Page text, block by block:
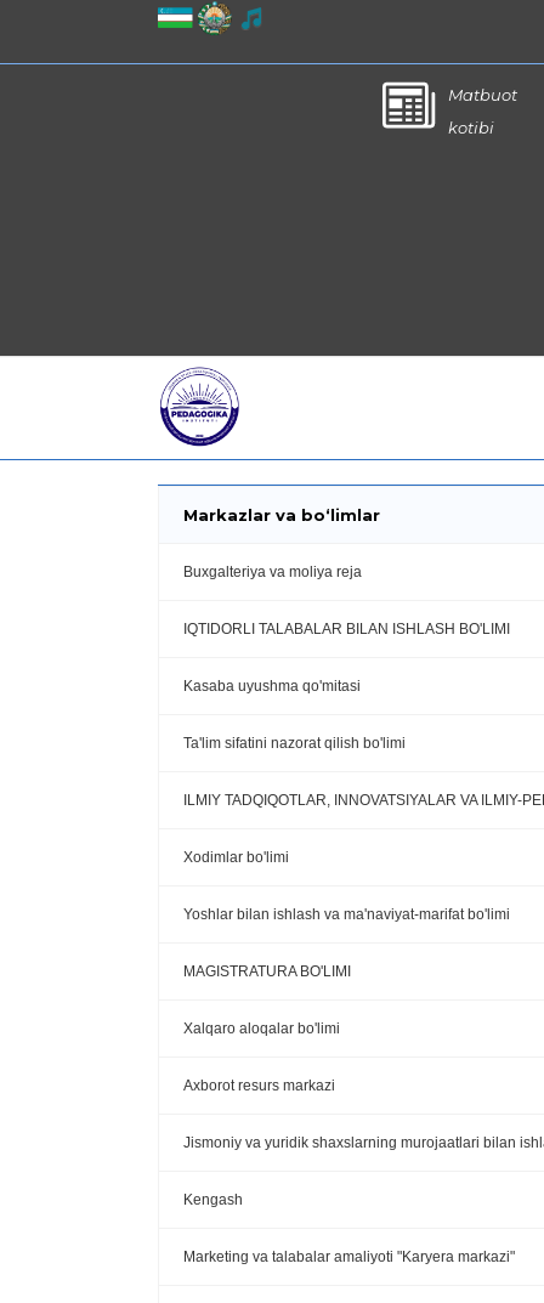
Matbuot
kotibi
Markazlar va bo‘limlar
Buxgalteriya va moliya reja
IQTIDORLI TALABALAR BILAN ISHLASH BO'LIMI
Kasaba uyushma qo'mitasi
Ta'lim sifatini nazorat qilish bo'limi
ILMIY TADQIQOTLAR, INNOVATSIYALAR VA ILMIY-
Xodimlar bo'limi
Yoshlar bilan ishlash va ma'naviyat-marifat bo'limi
MAGISTRATURA BO'LIMI
Xalqaro aloqalar bo'limi
Axborot resurs markazi
Jismoniy va yuridik shaxslarning murojaatlari bilan
Kengash
Marketing va talabalar amaliyoti "Karyera markazi"